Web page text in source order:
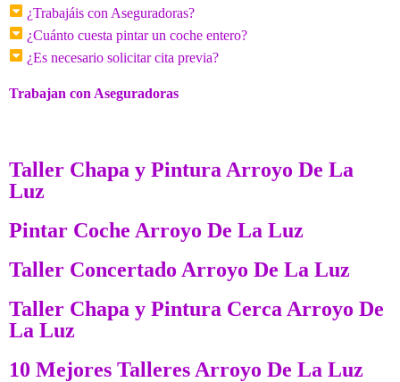
¿Trabajáis con Aseguradoras?
¿Cuánto cuesta pintar un coche entero?
¿Es necesario solicitar cita previa?
Trabajan con Aseguradoras
Taller Chapa y Pintura Arroyo De La
Luz
Pintar Coche Arroyo De La Luz
Taller Concertado Arroyo De La Luz
Taller Chapa y Pintura Cerca Arroyo De
La Luz
10 Mejores Talleres Arroyo De La Luz